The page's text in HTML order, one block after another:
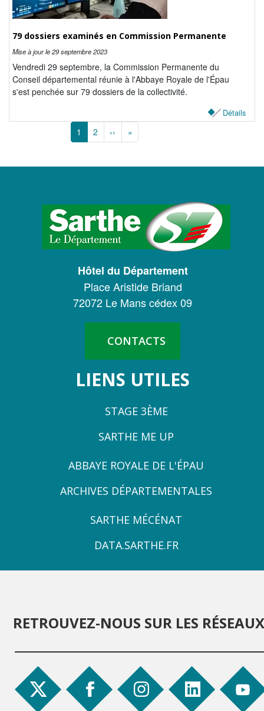
79 dossiers examinés en Commission Permanente
Mise à jour le29 septembre 2023
Vendredi 29 septembre, la Commission Permanente du
Conseil départemental réunie à l'Abbaye Royale de l'Épau
s'est penchée sur 79 dossiers de la collectivité.
Détails
Pagination
1 2 ›› Page suivante
»
CONSEIL
DÉPARTEMENTAL
SARTHE
Hôtel du Département
Place Aristide Briand
72072 Le Mans cédex 09
CONTACTS
LIENS UTILES
STAGE 3ÈME
SARTHE ME UP
ZONEABBAYE ROYALE DE L'ÉPAU
ARCHIVES DÉPARTEMENTALES
SARTHE MÉCÉNAT
DATA.SARTHE.FR
RETROUVEZ-NOUS SUR LES RÉSEAUX